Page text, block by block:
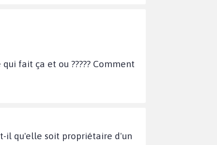
fait ça et ou ????? Comment
il qu'elle soit propriétaire d'un